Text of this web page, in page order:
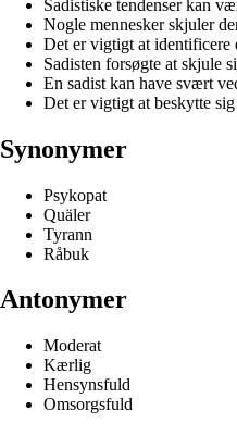
Sadistiske tendenser kan
Nogle mennesker skjuler
Det er vigtigt at
Sadisten forsøgte at skjule
En sadist kan have svært
Det er vigtigt at beskytte
Synonymer
Psykopat
Quäler
Tyrann
Råbuk
Antonymer
Moderat
Kærlig
Hensynsfuld
Omsorgsfuld